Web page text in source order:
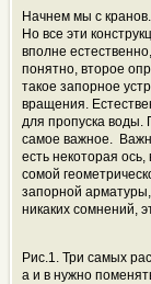
Начнем мы с
Но все эти
вполне
понятно, второе
такое запорное
вращения.
для пропуска воды.
самое важное.
есть некоторая
сомой
запорной
никаких сомнений,
Рис.1. Три самых
а и в нужно